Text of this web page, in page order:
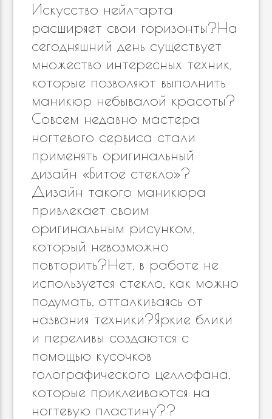
Искусство нейл-арта
расширяет свои горизонты?На
сегодняшний день существует
множество интересных техник,
которые позволяют выполнить
маникюр небывалой красоты?
Совсем недавно мастера
ногтевого сервиса стали
применять оригинальный
дизайн «Битое стекло»?
Дизайн такого маникюра
привлекает своим
оригинальным рисунком,
который невозможно
повторить?Нет, в работе не
используется стекло, как можно
подумать, отталкиваясь от
названия техники?Яркие блики
и переливы создаются с
помощью кусочков
голографического целлофана,
которые приклеиваются на
ногтевую пластину??